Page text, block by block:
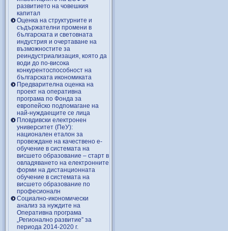
развитието на човешкия
капитал
Оценка на структурните и
съдържателни промени в
българската и световната
индустрия и очертаване на
възможностите за
реиндустриализация, която да
води до по-висока
конкурентоспособност на
българската икономиката
Предварителна оценка на
проект на оперативна
програма по Фонда за
европейско подпомагане на
най-нуждаещите се лица
Пловдивски електронен
университет (ПеУ):
национален еталон за
провеждане на качествено е-
обучение в системата на
висшето образование – старт в
овладяването на електронните
форми на дистанционната
обучение в системата на
висшето образование по
професионалн
Социално-икономически
анализ за нуждите на
Оперативна програма
„Регионално развитие” за
периода 2014-2020 г.